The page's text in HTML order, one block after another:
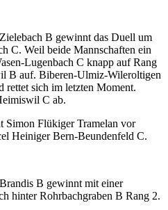
B gewinnt das Duell um
C. Weil beide Mannschaften ein
Lugenbach C knapp auf Rang
B auf. Biberen-Ulmiz-Wileroltigen
sich im letzten Moment.
C ab.
Simon Flükiger Tramelan vor
Heiniger Bern-Beundenfeld C.
B gewinnt mit einer
hinter Rohrbachgraben B Rang 2.